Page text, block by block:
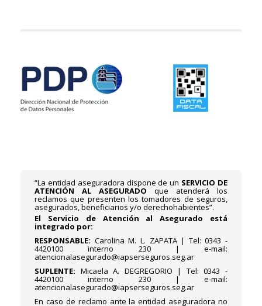
“La entidad aseguradora dispone de un SERVICIO DE
ATENCIÓN AL ASEGURADO que atenderá los
reclamos que presenten los tomadores de seguros,
asegurados, beneficiarios y/o derechohabientes”.
El Servicio de Atención al Asegurado está
integrado por:
RESPONSABLE: Carolina M. L. ZAPATA | Tel: 0343 -
4420100 interno 230 | e-mail:
atencionalasegurado@iapserseguros.seg.ar
SUPLENTE: Micaela A. DEGREGORIO | Tel: 0343 -
4420100 interno 230 | e-mail:
atencionalasegurado@iapserseguros.seg.ar
En caso de reclamo ante la entidad aseguradora no